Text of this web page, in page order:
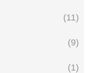
(11)
(9)
(1)